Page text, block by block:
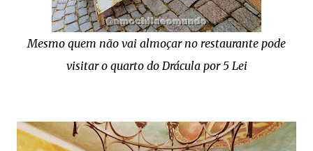
Mesmo quem não vai almoçar no restaurante pode
visitar o quarto do Drácula por 5 Lei